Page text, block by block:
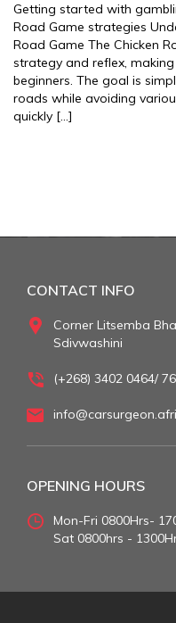
Getting started with
Road Game strategies
Road Game The Chicken
strategy and reflex,
beginners. The goal is
roads while avoiding
quickly […]
CONTACT INFO
Corner Litsemba
Sdivwashini
(+268) 3402 0464/
OPENING HOURS
Mon-Fri 0800Hrs-
Sat 0800hrs -